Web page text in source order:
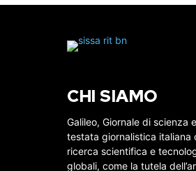
CHI SIAMO
Galileo, Giornale di scienza
testata giornalistica italiana
ricerca scientifica e
globali, come la tutela